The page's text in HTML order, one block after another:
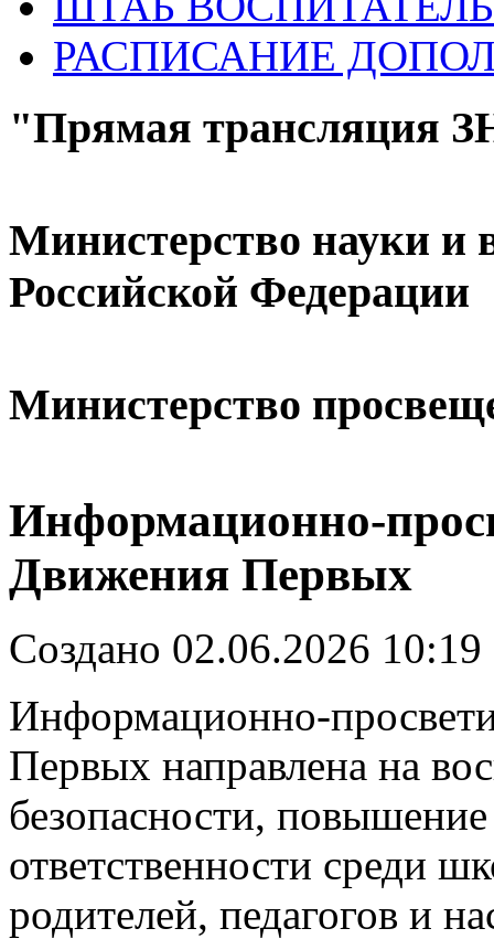
РАСПИСАНИЕ
"Прямая трансляция
Министерство науки и
Российской Федерации
Министерство
Информационно-
Движения Первых
Создано 02.06.2026 10:19
Информационно-
Первых направлена на
безопасности,
ответственности среди
родителей, педагогов и